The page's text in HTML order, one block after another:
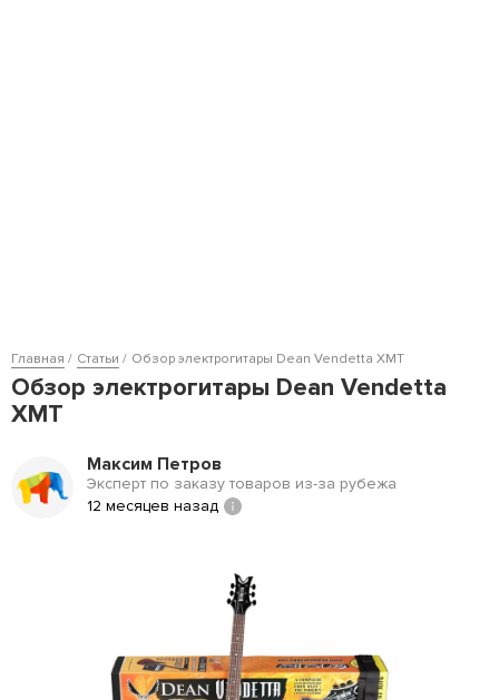
Главная Статьи Обзор электрогитары Dean Vendetta XMT
Обзор электрогитары Dean Vendetta
XMT
Максим Петров
Эксперт по заказу товаров из-за рубежа
12 месяцев назад